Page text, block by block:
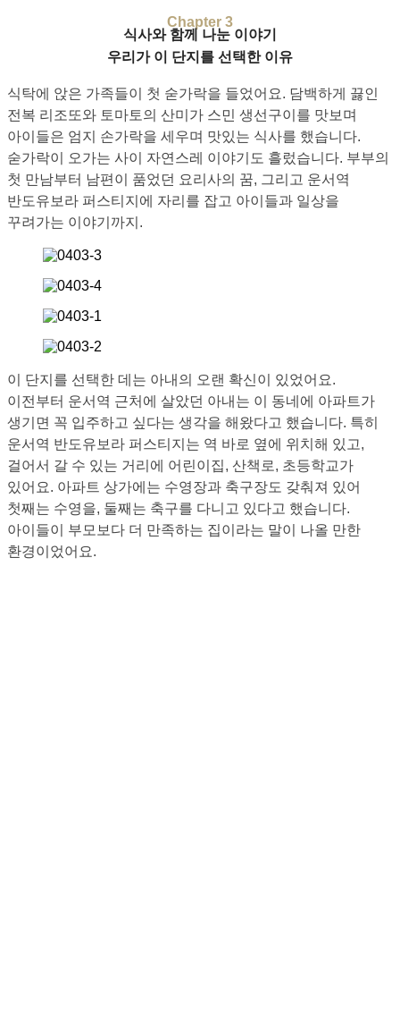
Chapter 3
식사와 함께 나눈 이야기
우리가 이 단지를 선택한 이유
식탁에 앉은 가족들이 첫 숟가락을 들었어요. 담백하게 끓인
전복 리조또와 토마토의 산미가 스민 생선구이를 맛보며
아이들은 엄지 손가락을 세우며 맛있는 식사를 했습니다.
숟가락이 오가는 사이 자연스레 이야기도 흘렀습니다. 부부의
첫 만남부터 남편이 품었던 요리사의 꿈, 그리고 운서역
반도유보라 퍼스티지에 자리를 잡고 아이들과 일상을
꾸려가는 이야기까지.
이 단지를 선택한 데는 아내의 오랜 확신이 있었어요.
이전부터 운서역 근처에 살았던 아내는 이 동네에 아파트가
생기면 꼭 입주하고 싶다는 생각을 해왔다고 했습니다. 특히
운서역 반도유보라 퍼스티지는 역 바로 옆에 위치해 있고,
걸어서 갈 수 있는 거리에 어린이집, 산책로, 초등학교가
있어요. 아파트 상가에는 수영장과 축구장도 갖춰져 있어
첫째는 수영을, 둘째는 축구를 다니고 있다고 했습니다.
아이들이 부모보다 더 만족하는 집이라는 말이 나올 만한
환경이었어요.